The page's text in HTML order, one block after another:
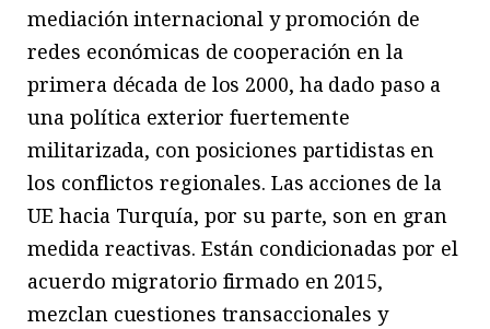
mediación internacional y promoción de
redes económicas de cooperación en la
primera década de los 2000, ha dado paso a
una política exterior fuertemente
militarizada, con posiciones partidistas en
los conflictos regionales. Las acciones de la
UE hacia Turquía, por su parte, son en gran
medida reactivas. Están condicionadas por el
acuerdo migratorio firmado en 2015,
mezclan cuestiones transaccionales y